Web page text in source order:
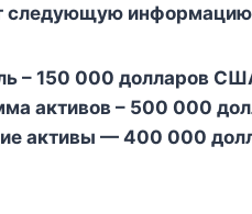
следующую
– 150 000 долларов
активов – 500 000
активы — 400 000